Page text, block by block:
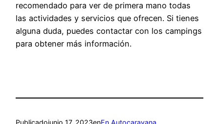
recomendado para ver de primera mano todas
las actividades y servicios que ofrecen. Si tienes
alguna duda, puedes contactar con los campings
para obtener más información.
Publicadojunio 17, 2023enEn Autocaravana